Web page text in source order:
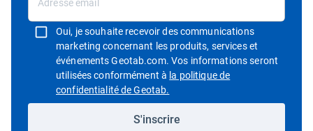
Oui, je souhaite recevoir des communications
marketing concernant les produits, services et
événements Geotab.com. Vos informations seront
utilisées conformément à la politique de
confidentialité de Geotab.
S'inscrire